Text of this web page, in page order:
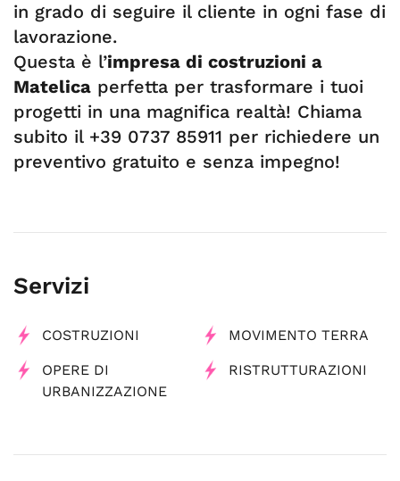
in grado di seguire il cliente in ogni fase di
lavorazione.
Questa è l’impresa di costruzioni a
Matelica perfetta per trasformare i tuoi
progetti in una magnifica realtà! Chiama
subito il +39 0737 85911 per richiedere un
preventivo gratuito e senza impegno!
Servizi
COSTRUZIONI MOVIMENTO TERRA
OPERE DI
URBANIZZAZIONE
RISTRUTTURAZIONI